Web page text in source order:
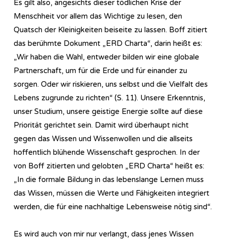
Es gilt also, angesichts dieser tödlichen Krise der
Menschheit vor allem das Wichtige zu lesen, den
Quatsch der Kleinigkeiten beiseite zu lassen. Boff zitiert
das berühmte Dokument „ERD Charta“, darin heißt es:
„Wir haben die Wahl, entweder bilden wir eine globale
Partnerschaft, um für die Erde und für einander zu
sorgen. Oder wir riskieren, uns selbst und die Vielfalt des
Lebens zugrunde zu richten“ (S. 11). Unsere Erkenntnis,
unser Studium, unsere geistige Energie sollte auf diese
Priorität gerichtet sein. Damit wird überhaupt nicht
gegen das Wissen und Wissenwollen und die allseits
hoffentlich blühende Wissenschaft gesprochen. In der
von Boff zitierten und gelobten „ERD Charta“ heißt es:
„In die formale Bildung in das lebenslange Lernen muss
das Wissen, müssen die Werte und Fähigkeiten integriert
werden, die für eine nachhaltige Lebensweise nötig sind“.
Es wird auch von mir nur verlangt, dass jenes Wissen